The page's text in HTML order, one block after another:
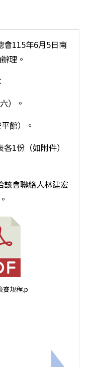
會115年6月5日南
理。
）。
館）。
1份（如附件）
該會聯絡人林建宏
賽規程.p